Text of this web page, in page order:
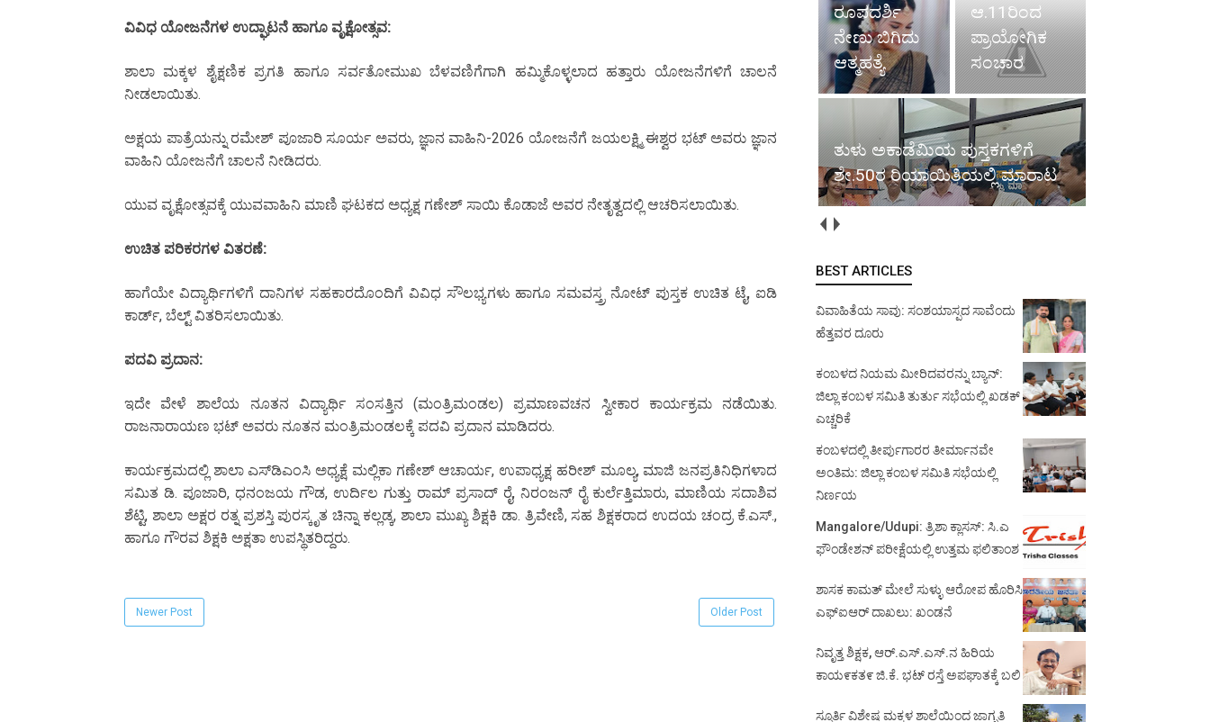
ವಿವಿಧ ಯೋಜನೆಗಳ ಉದ್ಘಾಟನೆ ಹಾಗೂ ವೃಕ್ಷೋತ್ಸವ:
ಶಾಲಾ ಮಕ್ಕಳ ಶೈಕ್ಷಣಿಕ ಪ್ರಗತಿ ಹಾಗೂ ಸರ್ವತೋಮುಖ ಬೆಳವಣಿಗೆಗಾಗಿ ಹಮ್ಮಿಕೊಳ್ಳಲಾದ ಹತ್ತಾರು ಯೋಜನೆಗಳಿಗೆ ಚಾಲನೆ
ನೀಡಲಾಯಿತು.
ಅಕ್ಷಯ ಪಾತ್ರೆಯನ್ನು ರಮೇಶ್ ಪೂಜಾರಿ ಸೂರ್ಯ ಅವರು, ಜ್ಞಾನ ವಾಹಿನಿ-2026 ಯೋಜನೆಗೆ ಜಯಲಕ್ಷ್ಮಿ ಈಶ್ವರ ಭಟ್ ಅವರು ಜ್ಞಾನ
ವಾಹಿನಿ ಯೋಜನೆಗೆ ಚಾಲನೆ ನೀಡಿದರು.
ಯುವ ವೃಕ್ಷೋತ್ಸವಕ್ಕೆ ಯುವವಾಹಿನಿ ಮಾಣಿ ಘಟಕದ ಅಧ್ಯಕ್ಷ ಗಣೇಶ್ ಸಾಯಿ ಕೊಡಾಜೆ ಅವರ ನೇತೃತ್ವದಲ್ಲಿ ಆಚರಿಸಲಾಯಿತು.
ಉಚಿತ ಪರಿಕರಗಳ ವಿತರಣೆ:
ಹಾಗೆಯೇ ವಿದ್ಯಾರ್ಥಿಗಳಿಗೆ ದಾನಿಗಳ ಸಹಕಾರದೊಂದಿಗೆ ವಿವಿಧ ಸೌಲಭ್ಯಗಳು ಹಾಗೂ ಸಮವಸ್ತ್ರ ನೋಟ್ ಪುಸ್ತಕ ಉಚಿತ ಟೈ, ಐಡಿ
ಕಾರ್ಡ್, ಬೆಲ್ಟ್ ವಿತರಿಸಲಾಯಿತು.
ಪದವಿ ಪ್ರದಾನ:
ಇದೇ ವೇಳೆ ಶಾಲೆಯ ನೂತನ ವಿದ್ಯಾರ್ಥಿ ಸಂಸತ್ತಿನ (ಮಂತ್ರಿಮಂಡಲ) ಪ್ರಮಾಣವಚನ ಸ್ವೀಕಾರ ಕಾರ್ಯಕ್ರಮ ನಡೆಯಿತು.
ರಾಜನಾರಾಯಣ ಭಟ್ ಅವರು ನೂತನ ಮಂತ್ರಿಮಂಡಲಕ್ಕೆ ಪದವಿ ಪ್ರದಾನ ಮಾಡಿದರು.
ಕಾರ್ಯಕ್ರಮದಲ್ಲಿ ಶಾಲಾ ಎಸ್‌ಡಿಎಂಸಿ ಅಧ್ಯಕ್ಷೆ ಮಲ್ಲಿಕಾ ಗಣೇಶ್ ಆಚಾರ್ಯ, ಉಪಾಧ್ಯಕ್ಷ ಹರೀಶ್ ಮೂಲ್ಯ, ಮಾಜಿ ಜನಪ್ರತಿನಿಧಿಗಳಾದ
ಸಮಿತ ಡಿ. ಪೂಜಾರಿ, ಧನಂಜಯ ಗೌಡ, ಉರ್ದಿಲ ಗುತ್ತು ರಾಮ್ ಪ್ರಸಾದ್ ರೈ, ನಿರಂಜನ್ ರೈ ಕುರ್ಲೆತ್ತಿಮಾರು, ಮಾಣಿಯ ಸದಾಶಿವ
ಶೆಟ್ಟಿ, ಶಾಲಾ ಅಕ್ಷರ ರತ್ನ ಪ್ರಶಸ್ತಿ ಪುರಸ್ಕೃತ ಚಿನ್ನಾ ಕಲ್ಲಡ್ಕ, ಶಾಲಾ ಮುಖ್ಯ ಶಿಕ್ಷಕಿ ಡಾ. ತ್ರಿವೇಣಿ, ಸಹ ಶಿಕ್ಷಕರಾದ ಉದಯ ಚಂದ್ರ ಕೆ.ಎಸ್.,
ಹಾಗೂ ಗೌರವ ಶಿಕ್ಷಕಿ ಅಕ್ಷತಾ ಉಪಸ್ಥಿತರಿದ್ದರು.
Newer Post Older Post
ರೂಪದರ್ಶಿ
ನೇಣು ಬಿಗಿದು
ಆತ್ಮಹತ್ಯೆ
ಆ.11ರಿಂದ
ಪ್ರಾಯೋಗಿಕ
ಸಂಚಾರ
ತುಳು ಅಕಾಡೆಮಿಯ ಪುಸ್ತಕಗಳಿಗೆ
ಶೇ.50ರ ರಿಯಾಯಿತಿಯಲ್ಲಿ ಮಾರಾಟ
BEST ARTICLES
ವಿವಾಹಿತೆಯ ಸಾವು: ಸಂಶಯಾಸ್ಪದ ಸಾವೆಂದು
ಹೆತ್ತವರ ದೂರು
ಕಂಬಳದ ನಿಯಮ ಮೀರಿದವರನ್ನು ಬ್ಯಾನ್:
ಜಿಲ್ಲಾ ಕಂಬಳ ಸಮಿತಿ ತುರ್ತು ಸಭೆಯಲ್ಲಿ ಖಡಕ್
ಎಚ್ಚರಿಕೆ
ಕಂಬಳದಲ್ಲಿ ತೀರ್ಪುಗಾರರ ತೀರ್ಮಾನವೇ
ಅಂತಿಮ: ಜಿಲ್ಲಾ ಕಂಬಳ ಸಮಿತಿ ಸಭೆಯಲ್ಲಿ
ನಿರ್ಣಯ
Mangalore/Udupi: ತ್ರಿಶಾ ಕ್ಲಾಸಸ್: ಸಿ.ಎ
ಫೌಂಡೇಶನ್ ಪರೀಕ್ಷೆಯಲ್ಲಿ ಉತ್ತಮ ಫಲಿತಾಂಶ
ಶಾಸಕ ಕಾಮತ್ ಮೇಲೆ ಸುಳ್ಳು ಆರೋಪ ಹೊರಿಸಿ
ಎಫ್‌ಐಆರ್ ದಾಖಲು: ಖಂಡನೆ
ನಿವೃತ್ತ ಶಿಕ್ಷಕ, ಆರ್.ಎಸ್.ಎಸ್.ನ ಹಿರಿಯ
ಕಾಯ೯ಕತ೯ ಜಿ.ಕೆ. ಭಟ್ ರಸ್ತೆ ಅಪಘಾತಕ್ಕೆ ಬಲಿ
ಸ್ಪೂರ್ತಿ ವಿಶೇಷ ಮಕ್ಕಳ ಶಾಲೆಯಿಂದ ಜಾಗೃತಿ